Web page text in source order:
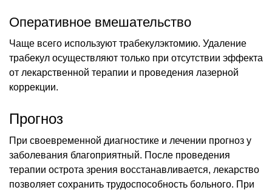
Оперативное вмешательство
Чаще всего используют трабекулэктомию. Удаление
трабекул осуществляют только при отсутствии эффекта
от лекарственной терапии и проведения лазерной
коррекции.
Прогноз
При своевременной диагностике и лечении прогноз у
заболевания благоприятный. После проведения
терапии острота зрения восстанавливается, лекарство
позволяет сохранить трудоспособность больного. При